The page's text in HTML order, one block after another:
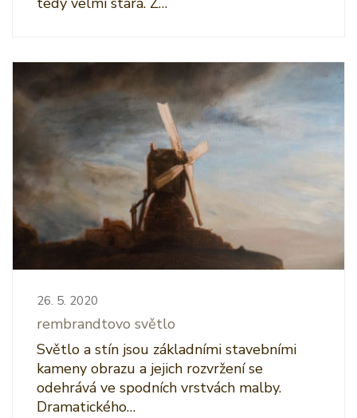
26. 5. 2020
rembrandtovo světlo
Světlo a stín jsou základními stavebními
kameny obrazu a jejich rozvržení se
odehrává ve spodních vrstvách malby.
Dramatického…